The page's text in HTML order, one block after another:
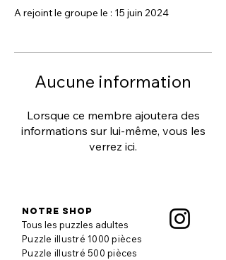
A rejoint le groupe le : 15 juin 2024
Aucune information
Lorsque ce membre ajoutera des
informations sur lui-même, vous les
verrez ici.
Notre shop
Tous les puzzles adultes
Puzzle illustré 1000 pièces
Puzzle illustré 500 pièces